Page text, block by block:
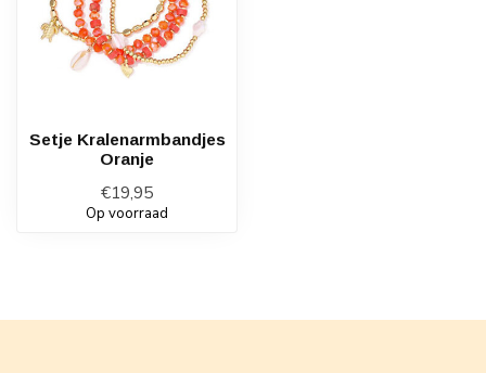
Setje Kralenarmbandjes
Oranje
€19,95
Op voorraad